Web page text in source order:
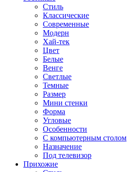
Стиль
Классические
Современные
Модерн
Хай-тек
Цвет
Белые
Венге
Светлые
Темные
Размер
Мини стенки
Форма
Угловые
Особенности
С компьютерным столом
Назначение
Под телевизор
Прихожие